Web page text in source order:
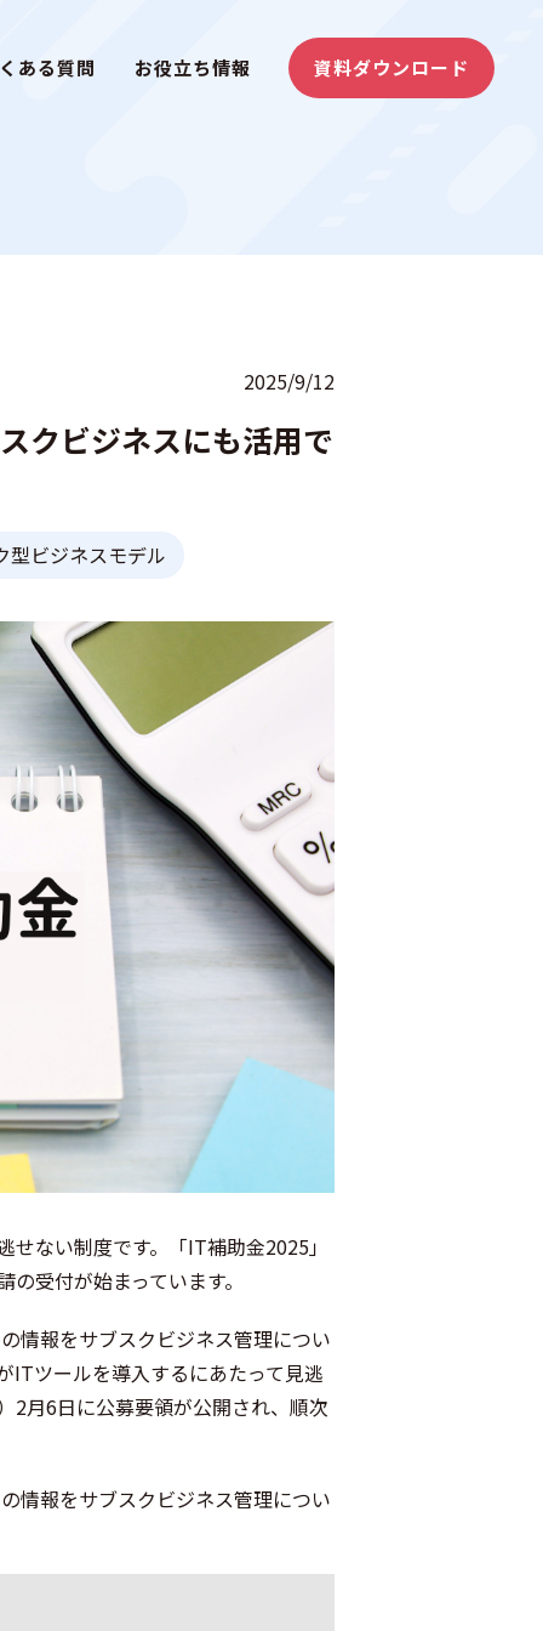
ある質問 お役立ち情報 資料ダウンロード
2025/9/12
クビジネスにも活用で
型ビジネスモデル
ない制度です。「IT補助金2025」
受付が始まっています。
情報をサブスクビジネス管理につい
ITツールを導入するにあたって見逃
2月6日に公募要領が公開され、順次
情報をサブスクビジネス管理につい